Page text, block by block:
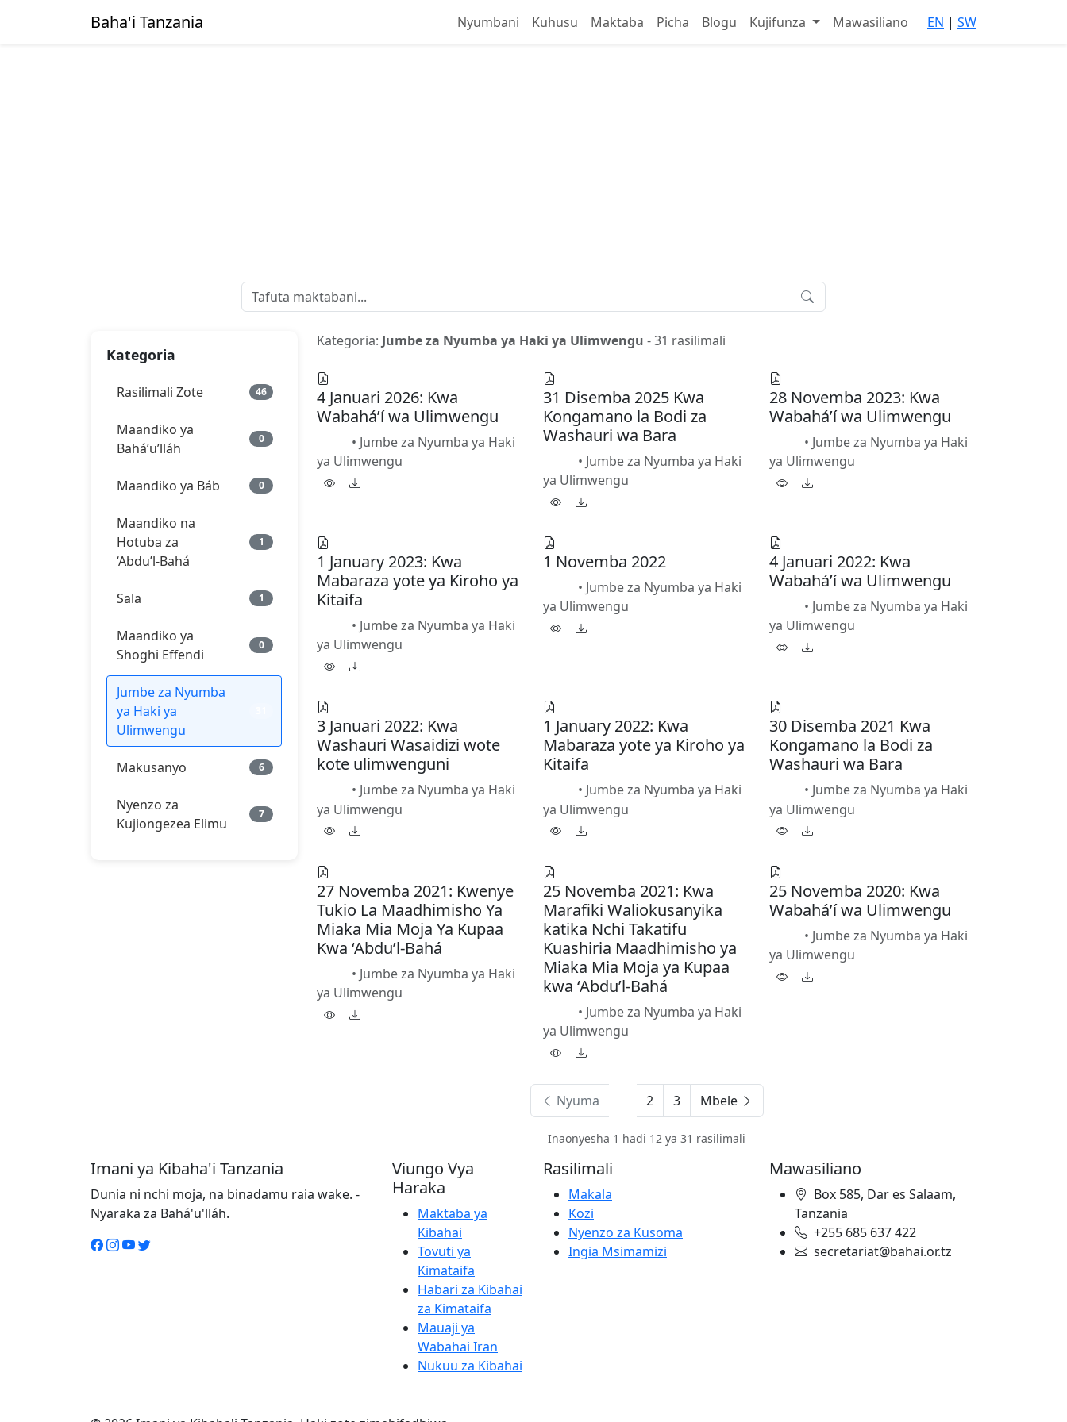
Baha'i Tanzania Nyumbani Kuhusu Maktaba Picha Blogu Kujifunza Mawasiliano EN | SW
Kategoria
Rasilimali Zote 46
Maandiko ya
Bahá’u’lláh
0
Maandiko ya Báb 0
Maandiko na
Hotuba za
‘Abdu’l‑Bahá
1
Sala 1
Maandiko ya
Shoghi Effendi
0
Jumbe za Nyumba
ya Haki ya
Ulimwengu
Makusanyo 6
Nyenzo za
Kujiongezea Elimu
7
Kategoria: Jumbe za Nyumba ya Haki ya Ulimwengu - 31 rasilimali
4 Januari 2026: Kwa
Wabahá’í wa Ulimwengu
• Jumbe za Nyumba ya Haki
ya Ulimwengu
31 Disemba 2025 Kwa
Kongamano la Bodi za
Washauri wa Bara
• Jumbe za Nyumba ya Haki
ya Ulimwengu
28 Novemba 2023: Kwa
Wabahá’í wa Ulimwengu
• Jumbe za Nyumba ya Haki
ya Ulimwengu
1 January 2023: Kwa
Mabaraza yote ya Kiroho ya
Kitaifa
• Jumbe za Nyumba ya Haki
ya Ulimwengu
1 Novemba 2022
• Jumbe za Nyumba ya Haki
ya Ulimwengu
4 Januari 2022: Kwa
Wabahá’í wa Ulimwengu
• Jumbe za Nyumba ya Haki
ya Ulimwengu
3 Januari 2022: Kwa
Washauri Wasaidizi wote
kote ulimwenguni
• Jumbe za Nyumba ya Haki
ya Ulimwengu
1 January 2022: Kwa
Mabaraza yote ya Kiroho ya
Kitaifa
• Jumbe za Nyumba ya Haki
ya Ulimwengu
30 Disemba 2021 Kwa
Kongamano la Bodi za
Washauri wa Bara
• Jumbe za Nyumba ya Haki
ya Ulimwengu
27 Novemba 2021: Kwenye
Tukio La Maadhimisho Ya
Miaka Mia Moja Ya Kupaa
Kwa ‘Abdu’l-Bahá
• Jumbe za Nyumba ya Haki
ya Ulimwengu
25 Novemba 2021: Kwa
Marafiki Waliokusanyika
katika Nchi Takatifu
Kuashiria Maadhimisho ya
Miaka Mia Moja ya Kupaa
kwa ‘Abdu’l-Bahá
• Jumbe za Nyumba ya Haki
ya Ulimwengu
25 Novemba 2020: Kwa
Wabahá’í wa Ulimwengu
• Jumbe za Nyumba ya Haki
ya Ulimwengu
Nyuma 2 3 Mbele
Inaonyesha 1 hadi 12 ya 31 rasilimali
Imani ya Kibaha'i Tanzania
Dunia ni nchi moja, na binadamu raia wake. -
Nyaraka za Bahá'u'lláh.
Viungo Vya
Haraka
Maktaba ya
Kibahai
Tovuti ya
Kimataifa
Habari za Kibahai
za Kimataifa
Mauaji ya
Wabahai Iran
Nukuu za Kibahai
Rasilimali
Makala
Kozi
Nyenzo za Kusoma
Ingia Msimamizi
Mawasiliano
Box 585, Dar es Salaam,
Tanzania
+255 685 637 422
secretariat@bahai.or.tz